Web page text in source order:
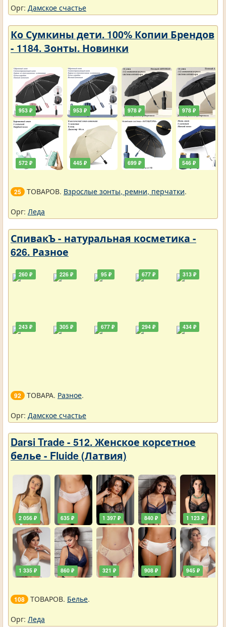
Орг: Дамское счастье
Ко Сумкины дети. 100% Копии Брендов
- 1184. Зонты. Новинки
953 ₽
572 ₽
953 ₽
445 ₽
978 ₽
699 ₽
978 ₽
546 ₽
25 ТОВАРОВ. Взрослые зонты, ремни, перчатки.
Орг: Леда
СпивакЪ - натуральная косметика -
626. Разное
260 ₽
243 ₽
226 ₽
305 ₽
95 ₽
677 ₽
677 ₽
294 ₽
313 ₽
434 ₽
92 ТОВАРА. Разное.
Орг: Дамское счастье
Darsi Trade - 512. Женское корсетное
белье - Fluide (Латвия)
2 056 ₽
1 335 ₽
635 ₽
860 ₽
1 397 ₽
321 ₽
840 ₽
908 ₽
1 123 ₽
945 ₽
108 ТОВАРОВ. Белье.
Орг: Леда